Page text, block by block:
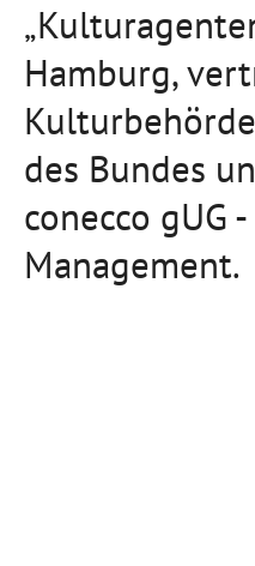
Hamburg,
des Bundes
conecco gUG
Management.